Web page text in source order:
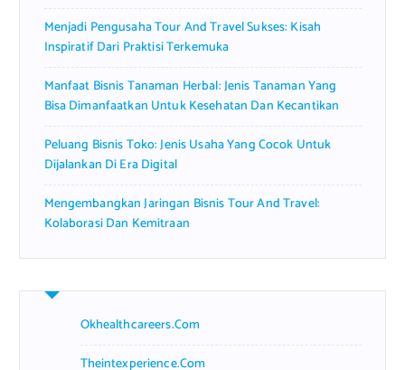
Menjadi Pengusaha Tour And Travel Sukses: Kisah
Inspiratif Dari Praktisi Terkemuka
Manfaat Bisnis Tanaman Herbal: Jenis Tanaman Yang
Bisa Dimanfaatkan Untuk Kesehatan Dan Kecantikan
Peluang Bisnis Toko: Jenis Usaha Yang Cocok Untuk
Dijalankan Di Era Digital
Mengembangkan Jaringan Bisnis Tour And Travel:
Kolaborasi Dan Kemitraan
Okhealthcareers.com
Theintexperience.com